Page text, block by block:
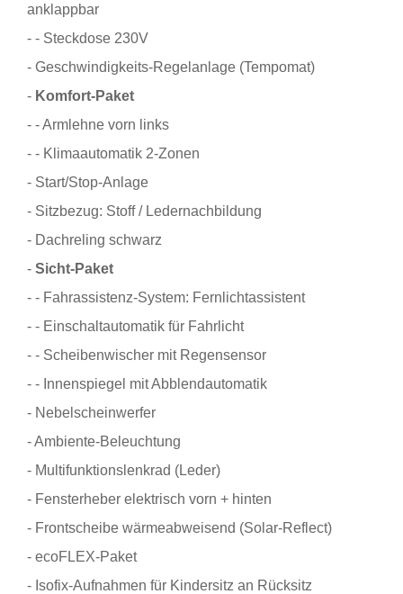
anklappbar
- - Steckdose 230V
- Geschwindigkeits-Regelanlage (Tempomat)
- Komfort-Paket
- - Armlehne vorn links
- - Klimaautomatik 2-Zonen
- Start/Stop-Anlage
- Sitzbezug: Stoff / Ledernachbildung
- Dachreling schwarz
- Sicht-Paket
- - Fahrassistenz-System: Fernlichtassistent
- - Einschaltautomatik für Fahrlicht
- - Scheibenwischer mit Regensensor
- - Innenspiegel mit Abblendautomatik
- Nebelscheinwerfer
- Ambiente-Beleuchtung
- Multifunktionslenkrad (Leder)
- Fensterheber elektrisch vorn + hinten
- Frontscheibe wärmeabweisend (Solar-Reflect)
- ecoFLEX-Paket
- Isofix-Aufnahmen für Kindersitz an Rücksitz